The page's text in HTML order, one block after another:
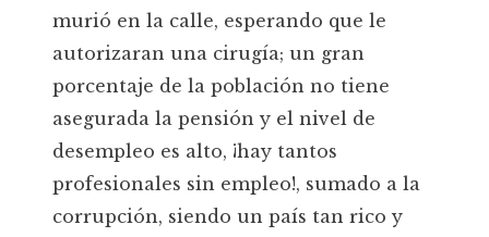
murió en la calle, esperando que le
autorizaran una cirugía; un gran
porcentaje de la población no tiene
asegurada la pensión y el nivel de
desempleo es alto, ¡hay tantos
profesionales sin empleo!, sumado a la
corrupción, siendo un país tan rico y